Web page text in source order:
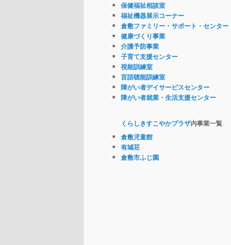
保健福祉相談室
福祉機器展示コーナー
倉敷ファミリー・サポート・センター
健康づくり事業
介護予防事業
子育て支援センター
視能訓練室
言語聴能訓練室
障がい者デイサービスセンター
障がい者就業・生活支援センター
くらしきすこやかプラザ内事業一覧
倉敷児童館
有城荘
倉敷市ふじ園